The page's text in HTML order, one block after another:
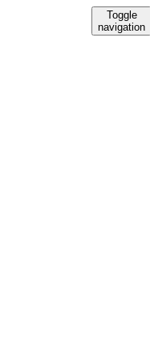
Toggle
navigation